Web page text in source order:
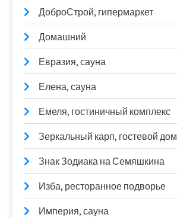
ДоброСтрой, гипермаркет
Домашний
Евразия, сауна
Елена, сауна
Емеля, гостиничный комплекс
Зеркальный карп, гостевой дом
Знак Зодиака на Семяшкина
Изба, ресторанное подворье
Империя, сауна